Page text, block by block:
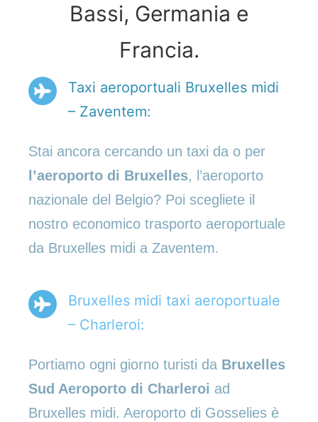
Bassi, Germania e
Francia.
Taxi aeroportuali Bruxelles midi
– Zaventem:
Stai ancora cercando un taxi da o per
l’aeroporto di Bruxelles, l’aeroporto
nazionale del Belgio? Poi scegliete il
nostro economico trasporto aeroportuale
da Bruxelles midi a Zaventem.
Bruxelles midi taxi aeroportuale
– Charleroi:
Portiamo ogni giorno turisti da Bruxelles
Sud Aeroporto di Charleroi ad
Bruxelles midi. Aeroporto di Gosselies è